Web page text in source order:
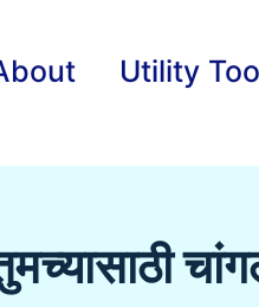
Utility